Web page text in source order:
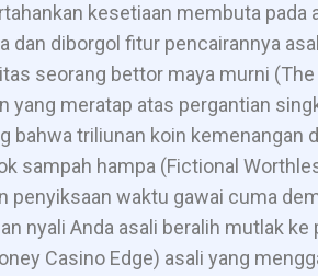
kesetiaan membuta pada
dan diborgol fitur pencairannya
seorang bettor maya murni
yang meratap atas pergantian
bahwa triliunan koin kemenangan
sampah hampa (Fictional
penyiksaan waktu gawai cuma
nyali Anda asali beralih mutlak
Casino Edge) asali yang